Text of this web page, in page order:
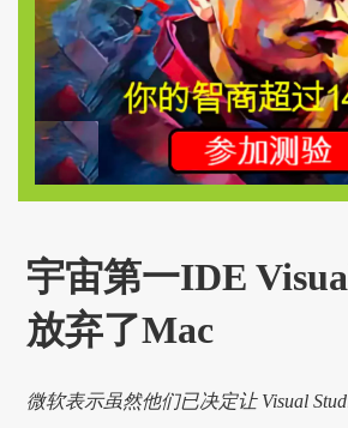
宇宙第一IDE
放弃了Mac
微软表示虽然他们已决定让 Visual